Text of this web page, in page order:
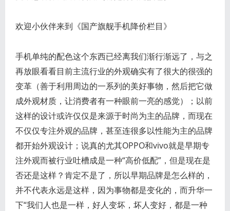
欢迎小伙伴来到《国产旗舰手机降价栏目》
手机单纯的配色这个东西已经离我们渐行渐远了，与之
再放眼看看目前主流行业的外观确实有了很大的很强的
变革（善于利用周边的一系列的美好事物，然后把它做
成外观材质，让消费者有一种眼前一亮的感觉）；以前
这样的设计或许仅仅是来源于时尚为主的品牌，而现在
不仅仅专注外观的品牌，甚至连很多以性能为主的品牌
都开始外观设计；说真的尤其OPPO和vivo就是早期专
注外观而被行业吐槽成是一种“高价低配”，但是现在是
否还是这样？肯定不是了，所以早期品牌是怎么样的，
并不代表永远是这样，因为事物都是变化的，而升华一
下“我们人也是一样，好人变坏，坏人变好，都是一种